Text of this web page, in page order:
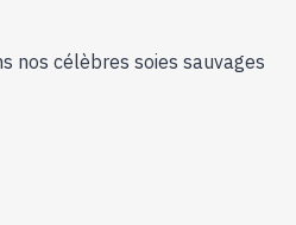
nos célèbres soies sauvages